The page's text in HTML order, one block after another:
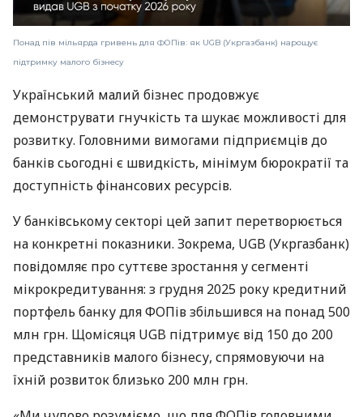
Понад пів мільярда гривень для ФОПів: як UGB (Укргазбанк) нарощує
підтримку малого бізнесу
Український малий бізнес продовжує
демонструвати гнучкість та шукає можливості для
розвитку. Головними вимогами підприємців до
банків сьогодні є швидкість, мінімум бюрократії та
доступність фінансових ресурсів.
У банківському секторі цей запит перетворюється
на конкретні показники. Зокрема, UGB (Укргазбанк)
повідомляє про суттєве зростання у сегменті
мікрокредитування: з грудня 2025 року кредитний
портфель банку для ФОПів збільшився на понад 500
млн грн. Щомісяця UGB підтримує від 150 до 200
представників малого бізнесу, спрямовуючи на
їхній розвиток близько 200 млн грн.